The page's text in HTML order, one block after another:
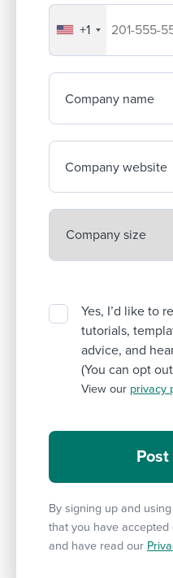
Your company's
+1
Company name
Company website
Yes, I’d like to
tutorials,
advice, and
(You can opt
View our privacy
By signing up and
that you have accepted
and have read our